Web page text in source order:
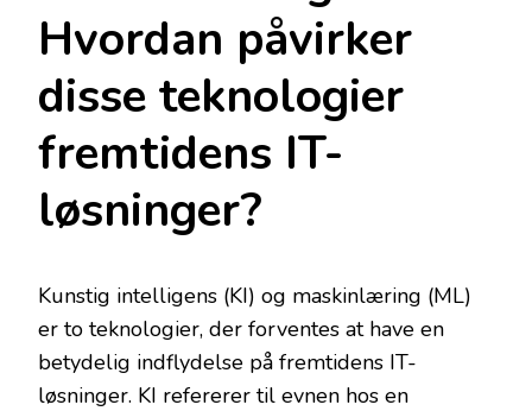
Hvordan påvirker
disse teknologier
fremtidens IT-
løsninger?
Kunstig intelligens (KI) og maskinlæring (ML)
er to teknologier, der forventes at have en
betydelig indflydelse på fremtidens IT-
løsninger. KI refererer til evnen hos en